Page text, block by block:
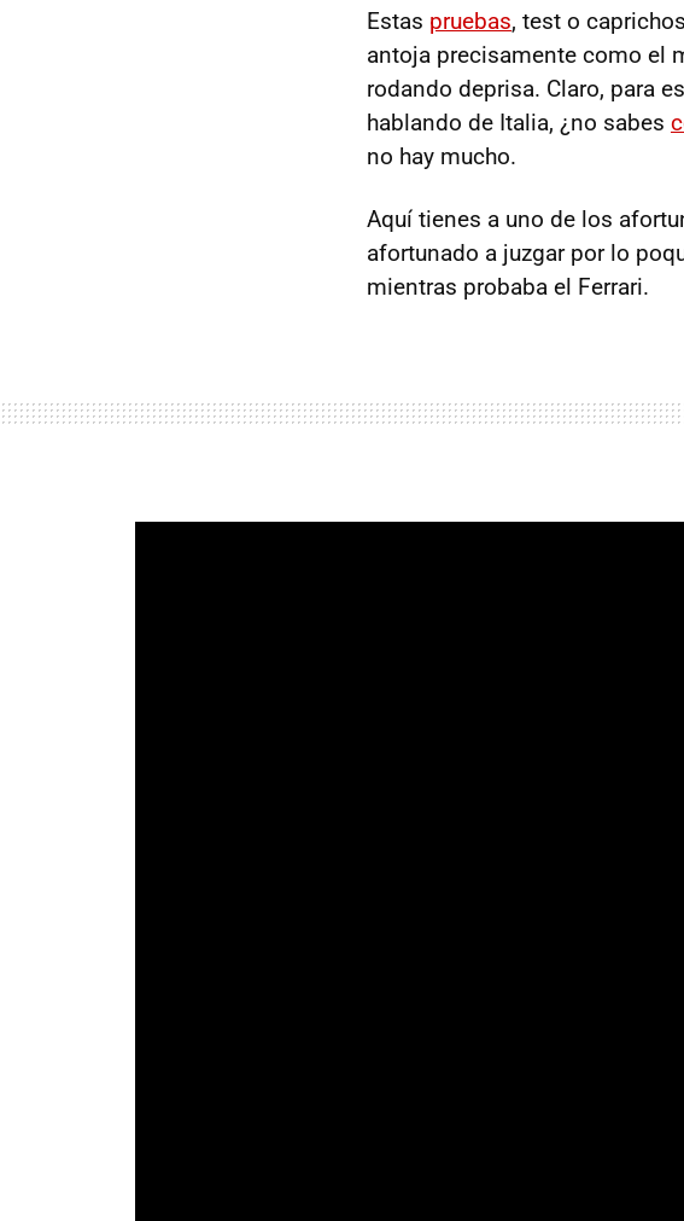
Estas pruebas, test o
antoja precisamente como el
rodando deprisa. Claro, para
hablando de Italia, ¿no sabes
no hay mucho.
Aquí tienes a uno de los
afortunado a juzgar por lo
mientras probaba el Ferrari.